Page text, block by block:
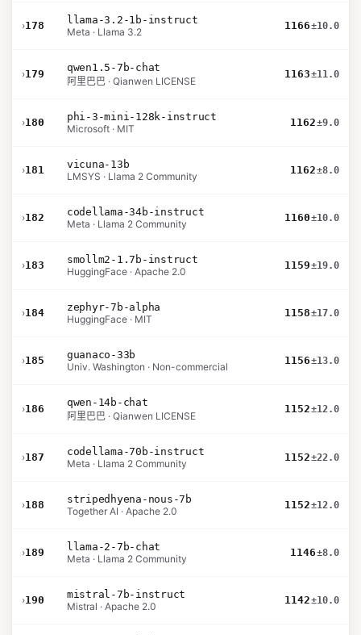
›178
llama-3.2-1b-instruct
Meta · Llama 3.2
1166±10.0
›179
qwen1.5-7b-chat
阿里巴巴 · Qianwen LICENSE
1163±11.0
›180
phi-3-mini-128k-instruct
Microsoft · MIT
1162±9.0
›181
vicuna-13b
LMSYS · Llama 2 Community
1162±8.0
›182
codellama-34b-instruct
Meta · Llama 2 Community
1160±10.0
›183
smollm2-1.7b-instruct
HuggingFace · Apache 2.0
1159±19.0
›184
zephyr-7b-alpha
HuggingFace · MIT
1158±17.0
›185
guanaco-33b
Univ. Washington · Non-commercial
1156±13.0
›186
qwen-14b-chat
阿里巴巴 · Qianwen LICENSE
1152±12.0
›187
codellama-70b-instruct
Meta · Llama 2 Community
1152±22.0
›188
stripedhyena-nous-7b
Together AI · Apache 2.0
1152±12.0
›189
llama-2-7b-chat
Meta · Llama 2 Community
1146±8.0
›190
mistral-7b-instruct
Mistral · Apache 2.0
1142±10.0